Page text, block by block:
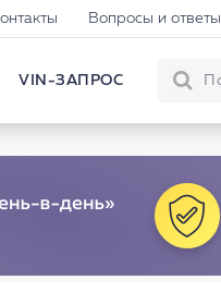
Вопросы и ответы
VIN-ЗАПРОС